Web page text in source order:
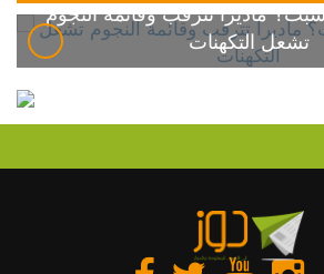
ماديرا تترقب وقائمة النجوم
تشعل التكهنات